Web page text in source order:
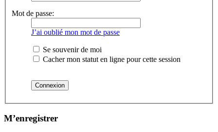
Mot de passe:
J’ai oublié mon mot de passe
Se souvenir de moi
Cacher mon statut en ligne pour cette session
M’enregistrer